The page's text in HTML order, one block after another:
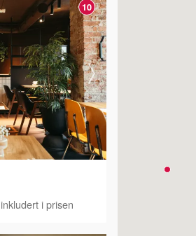
10
i prisen